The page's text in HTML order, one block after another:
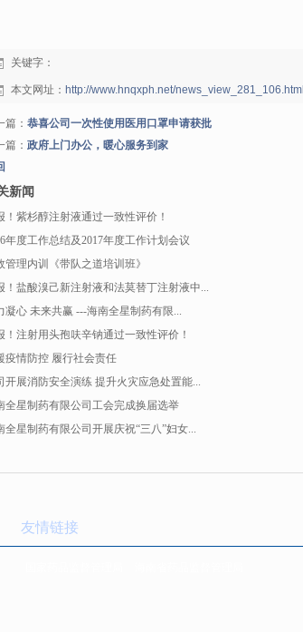
关键字：
本文网址： http://www.hnqxph.net/news_view_281_106.html
篇： 恭喜公司一次性使用医用口罩申请获批
篇： 政府上门办公，暖心服务到家
新闻
！紫杉醇注射液通过一致性评价！
年度工作总结及2017年度工作计划会议
管理内训《带队之道培训班》
！盐酸溴己新注射液和法莫替丁注射液中...
凝心 未来共赢 ---海南全星制药有限...
！注射用头孢呋辛钠通过一致性评价！
疫情防控 履行社会责任
开展消防安全演练 提升火灾应急处置能...
全星制药有限公司工会完成换届选举
全星制药有限公司开展庆祝“三八”妇女...
友情链接